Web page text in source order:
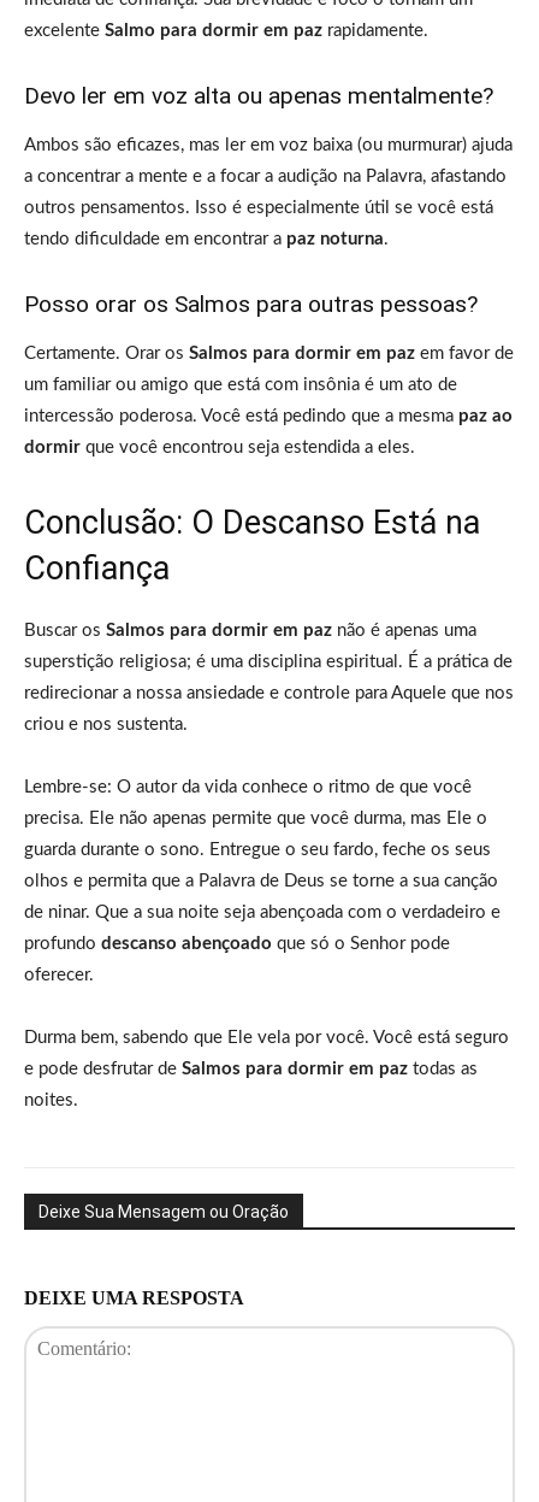
excelente Salmo para dormir em paz rapidamente.
Devo ler em voz alta ou apenas mentalmente?
Ambos são eficazes, mas ler em voz baixa (ou murmurar) ajuda
a concentrar a mente e a focar a audição na Palavra, afastando
outros pensamentos. Isso é especialmente útil se você está
tendo dificuldade em encontrar a paz noturna.
Posso orar os Salmos para outras pessoas?
Certamente. Orar os Salmos para dormir em paz em favor de
um familiar ou amigo que está com insônia é um ato de
intercessão poderosa. Você está pedindo que a mesma paz ao
dormir que você encontrou seja estendida a eles.
Conclusão: O Descanso Está na
Confiança
Buscar os Salmos para dormir em paz não é apenas uma
superstição religiosa; é uma disciplina espiritual. É a prática de
redirecionar a nossa ansiedade e controle para Aquele que nos
criou e nos sustenta.
Lembre-se: O autor da vida conhece o ritmo de que você
precisa. Ele não apenas permite que você durma, mas Ele o
guarda durante o sono. Entregue o seu fardo, feche os seus
olhos e permita que a Palavra de Deus se torne a sua canção
de ninar. Que a sua noite seja abençoada com o verdadeiro e
profundo descanso abençoado que só o Senhor pode
oferecer.
Durma bem, sabendo que Ele vela por você. Você está seguro
e pode desfrutar de Salmos para dormir em paz todas as
noites.
Deixe Sua Mensagem ou Oração
DEIXE UMA RESPOSTA